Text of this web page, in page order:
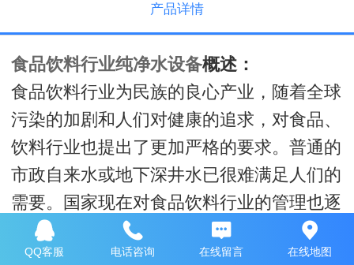
产品详情
食品饮料行业纯净水设备概述：
食品饮料行业为民族的良心产业，随着全球
污染的加剧和人们对健康的追求，对食品、
饮料行业也提出了更加严格的要求。普通的
市政自来水或地下深井水已很难满足人们的
需要。国家现在对食品饮料行业的管理也逐
渐形成了从企业的设立、生产过程、成品检
验等全面管制的体系。现对众多食品及所有
QQ客服 电话咨询 在线留言 在线地图